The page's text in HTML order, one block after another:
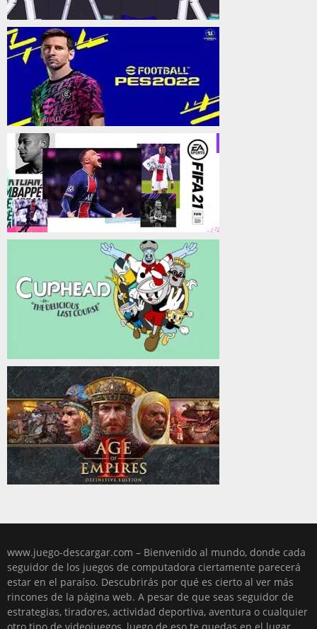
www.juego-descargar.com – Bienvenido al mundo, donde cada
seguidor de los juegos de computadora ciertamente parecerá
estar en el paraíso. Descubrirás por qué es cierto al ver más
rincones de la página web. A pesar de que seas seguidor de
estrategias, tiradores, actividad deportiva, aventura o cualquier